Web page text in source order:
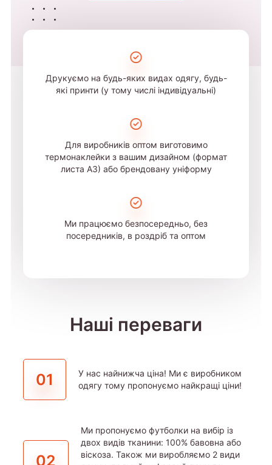
Друкуємо на будь-яких видах одягу, будь-
які принти (у тому числі індивідуальні)
Для виробників оптом виготовимо
термонаклейки з вашим дизайном (формат
листа А3) або брендовану уніформу
Ми працюємо безпосередньо, без
посередників, в роздріб та оптом
Наші переваги
01
У нас найнижча ціна! Ми є виробником
одягу тому пропонуємо найкращі ціни!
02
Ми пропонуємо футболки на вибір із
двох видів тканини: 100% бавовна або
віскоза. Також ми виробляємо 2 види